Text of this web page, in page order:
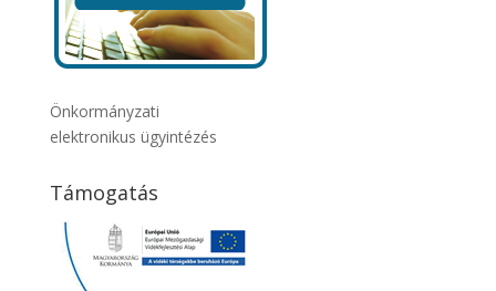
Önkormányzati
elektronikus ügyintézés
Támogatás